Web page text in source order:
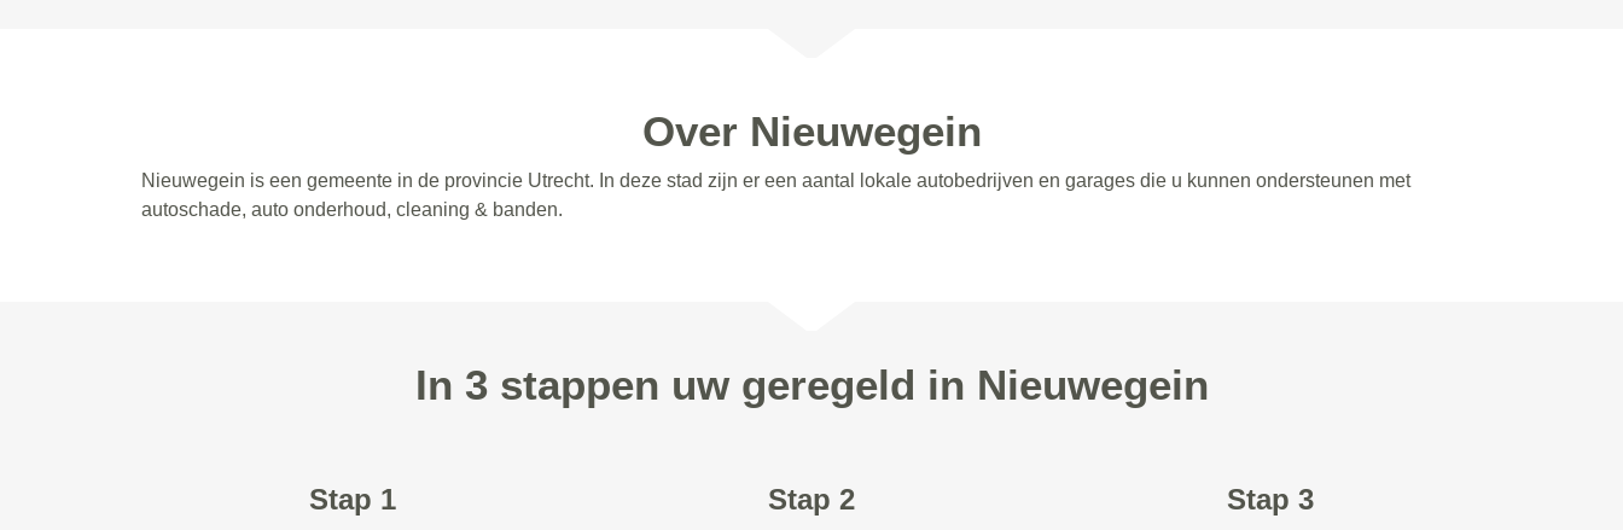
Over Nieuwegein
Nieuwegein is een gemeente in de provincie Utrecht. In deze stad zijn er een aantal lokale autobedrijven en garages die u kunnen ondersteunen met
autoschade, auto onderhoud, cleaning & banden.
In 3 stappen uw geregeld in Nieuwegein
Stap 1 Stap 2 Stap 3